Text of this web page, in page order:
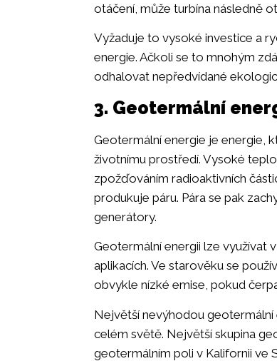
otáčení, může turbína následně
Vyžaduje to vysoké investice a
energie. Ačkoli se to mnohým
odhalovat nepředvídané
3. Geotermální
Geotermální energie je energie,
životnímu prostředí. Vysoké
zpožďováním radioaktivních
produkuje páru. Pára se pak
generátory.
Geotermální energii lze využívat
aplikacích. Ve starověku se
obvykle nízké emise, pokud
Největší nevýhodou geotermální
celém světě. Největší skupina
geotermálním poli v Kalifornii ve